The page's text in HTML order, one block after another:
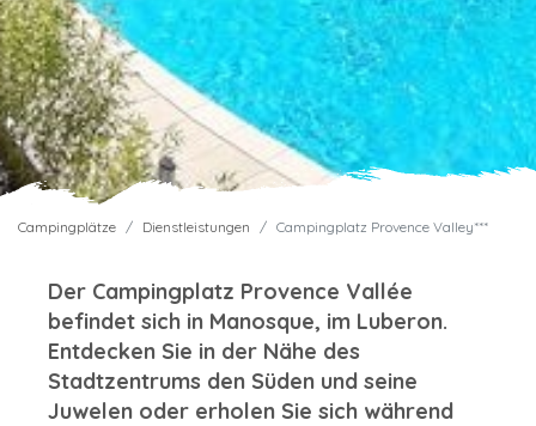
Campingplätze Dienstleistungen Campingplatz Provence Valley***
Der Campingplatz Provence Vallée
befindet sich in Manosque, im Luberon.
Entdecken Sie in der Nähe des
Stadtzentrums den Süden und seine
Juwelen oder erholen Sie sich während